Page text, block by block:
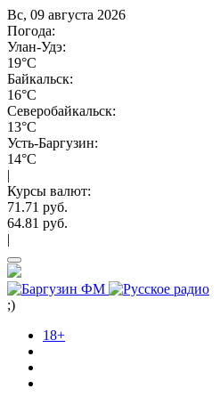
Вс, 09 августа 2026
Погода:
Улан-Удэ:
19°C
Байкальск:
16°C
Северобайкальск:
13°C
Усть-Баргузин:
14°C
|
Курсы валют:
71.71 руб.
64.81 руб.
|
;)
18+